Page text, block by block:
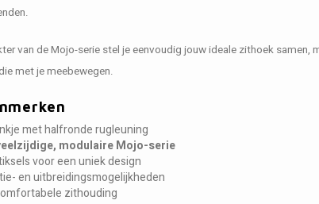
van de Mojo-serie stel je eenvoudig jouw ideale zithoek samen,
met je meebewegen.
met halfronde rugleuning
modulaire Mojo-serie
voor een uniek design
en uitbreidingsmogelijkheden
zithouding